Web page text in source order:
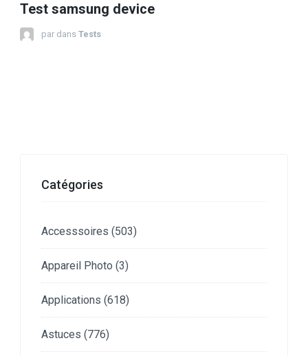
Test samsung device
par dans Tests
Catégories
Accesssoires (503)
Appareil Photo (3)
Applications (618)
Astuces (776)